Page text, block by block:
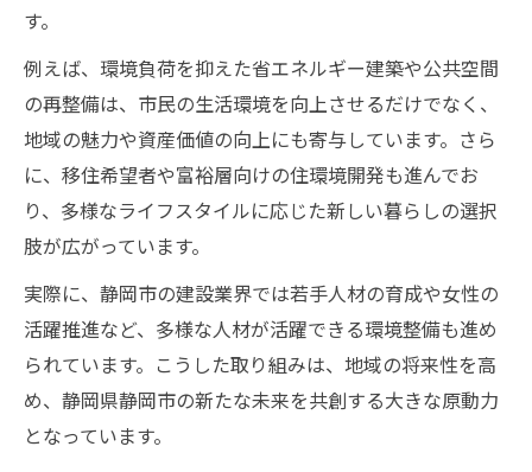
す。
例えば、環境負荷を抑えた省エネルギー建築や公共空間
の再整備は、市民の生活環境を向上させるだけでなく、
地域の魅力や資産価値の向上にも寄与しています。さら
に、移住希望者や富裕層向けの住環境開発も進んでお
り、多様なライフスタイルに応じた新しい暮らしの選択
肢が広がっています。
実際に、静岡市の建設業界では若手人材の育成や女性の
活躍推進など、多様な人材が活躍できる環境整備も進め
られています。こうした取り組みは、地域の将来性を高
め、静岡県静岡市の新たな未来を共創する大きな原動力
となっています。